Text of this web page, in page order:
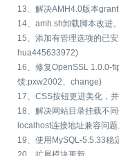
13、解决AMH4.0版本
14、amh.sh卸载脚本改进。
15、添加有管理选项的已
hua445633972)
16、修复OpenSSL 1.0.0-
馈:pxw2002、change)
17、CSS按钮更进美化，并
18、解决网站目录挂载不
localhost连接地址兼容问题
19、使用MySQL-5.5.33稳